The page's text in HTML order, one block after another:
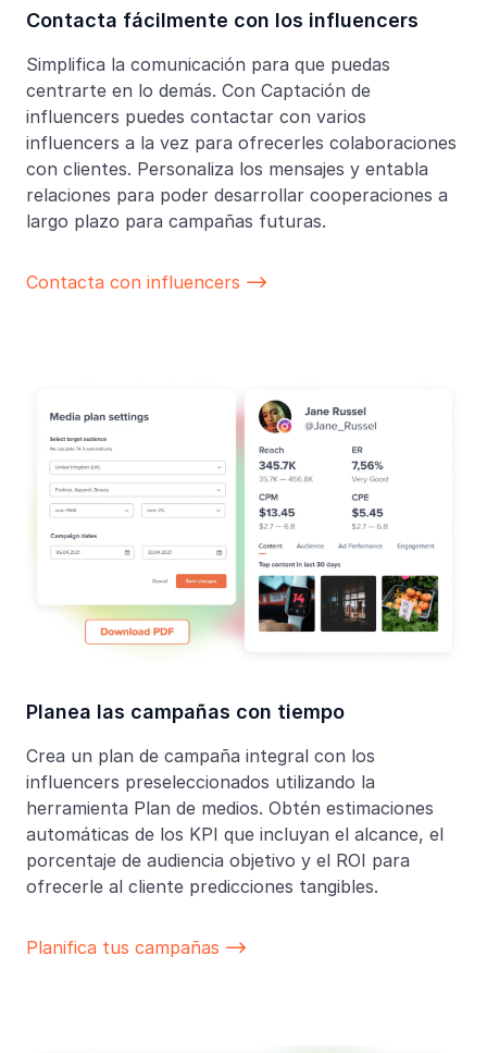
Contacta fácilmente con los influencers
Simplifica la comunicación para que puedas
centrarte en lo demás. Con Captación de
influencers puedes contactar con varios
influencers a la vez para ofrecerles colaboraciones
con clientes. Personaliza los mensajes y entabla
relaciones para poder desarrollar cooperaciones a
largo plazo para campañas futuras.
Contacta con influencers 
Planea las campañas con tiempo
Crea un plan de campaña integral con los
influencers preseleccionados utilizando la
herramienta Plan de medios. Obtén estimaciones
automáticas de los KPI que incluyan el alcance, el
porcentaje de audiencia objetivo y el ROI para
ofrecerle al cliente predicciones tangibles.
Planifica tus campañas 